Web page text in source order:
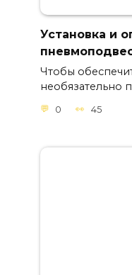
Установка и
Чтобы
необязательно
0 45